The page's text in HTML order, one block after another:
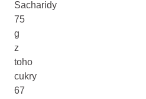
Sacharidy
75
g
z
toho
cukry
67